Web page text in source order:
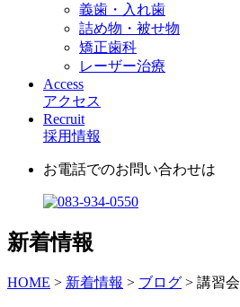
義歯・入れ歯
詰め物・被せ物
矯正歯科
レーザー治療
Access
アクセス
Recruit
採用情報
お電話でのお問い合わせは
新着情報
HOME > 新着情報 > ブログ > 講習会